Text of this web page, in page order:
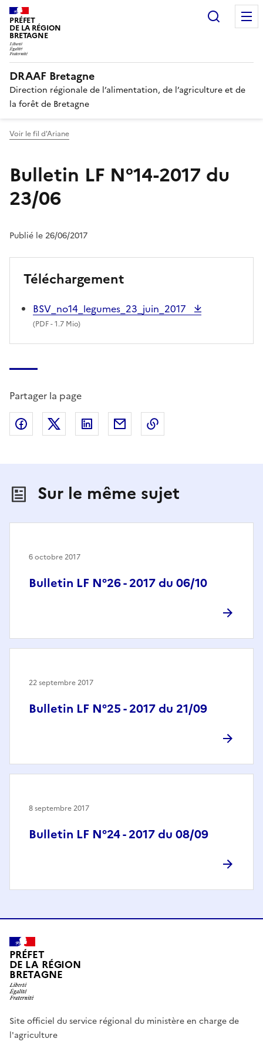
PRÉFET
DE LA RÉGION
BRETAGNE
DRAAF Bretagne
Direction régionale de l’alimentation, de l’agriculture et de
la forêt de Bretagne
Voir le fil d'Ariane
Bulletin LF N°14-2017 du
23/06
Publié le 26/06/2017
Téléchargement
BSV_no14_legumes_23_juin_2017
(PDF- 1.7 Mio)
Partager la page
Partager sur Facebook
Partager sur X (anciennement Twitter)
Partager sur LinkedIn
Partager par email
Sur le même sujet
Bulletin LF N°26 - 2017 du 06/10
6 octobre 2017
Bulletin LF N°25 - 2017 du 21/09
22 septembre 2017
Bulletin LF N°24 - 2017 du 08/09
8 septembre 2017
PRÉFET
DE LA RÉGION
BRETAGNE
Site officiel du service régional du ministère en charge de
l'agriculture